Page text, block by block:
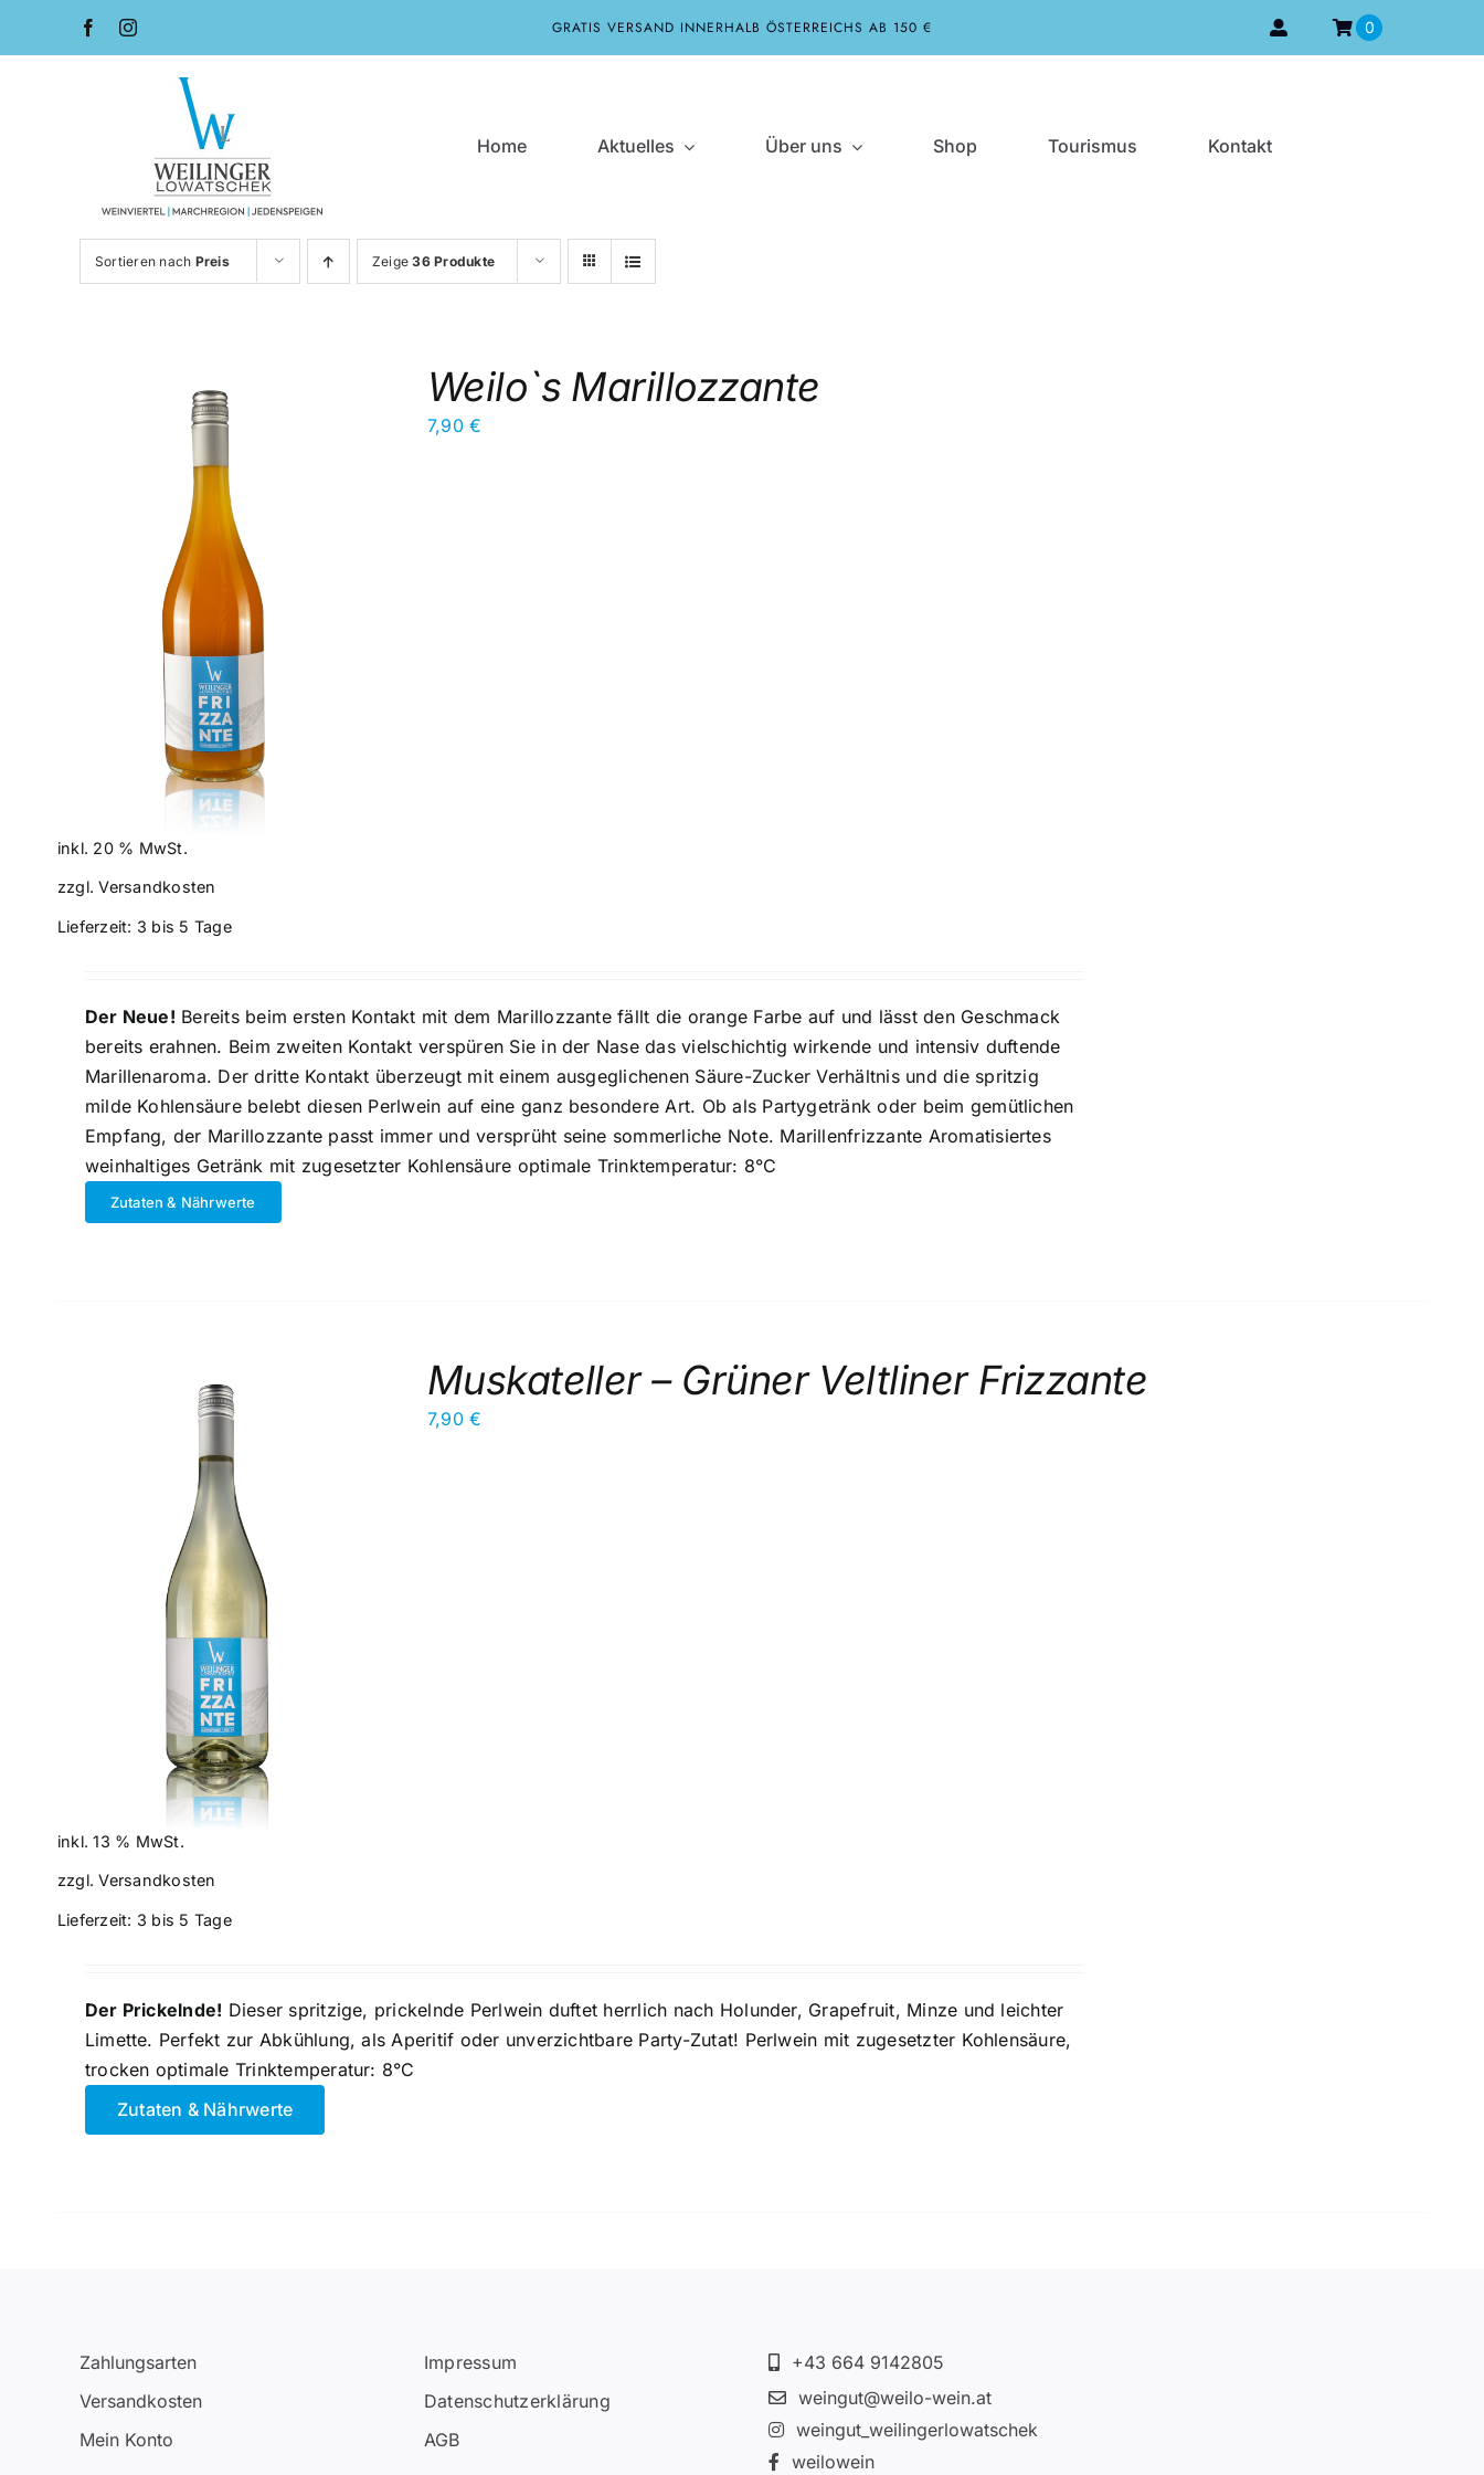
GRATIS VERSAND INNERHALB ÖSTERREICHS AB 150 € 0
Home Aktuelles Über uns Shop Tourismus Kontakt
Sortieren nach Preis Zeige36 Produkte
Weilo`s Marillozzante
7,90 €
inkl. 20 % MwSt.
zzgl.Versandkosten
Lieferzeit: 3 bis 5 Tage
Der Neue! Bereits beim ersten Kontakt mit dem Marillozzante fällt die orange Farbe auf und lässt den Geschmack
bereits erahnen. Beim zweiten Kontakt verspüren Sie in der Nase das vielschichtig wirkende und intensiv duftende
Marillenaroma. Der dritte Kontakt überzeugt mit einem ausgeglichenen Säure-Zucker Verhältnis und die spritzig
milde Kohlensäure belebt diesen Perlwein auf eine ganz besondere Art. Ob als Partygetränk oder beim gemütlichen
Empfang, der Marillozzante passt immer und versprüht seine sommerliche Note. Marillenfrizzante Aromatisiertes
weinhaltiges Getränk mit zugesetzter Kohlensäure optimale Trinktemperatur: 8°C
Zutaten & Nährwerte
Muskateller – Grüner Veltliner Frizzante
7,90 €
inkl. 13 % MwSt.
zzgl.Versandkosten
Lieferzeit: 3 bis 5 Tage
Der Prickelnde! Dieser spritzige, prickelnde Perlwein duftet herrlich nach Holunder, Grapefruit, Minze und leichter
Limette. Perfekt zur Abkühlung, als Aperitif oder unverzichtbare Party-Zutat! Perlwein mit zugesetzter Kohlensäure,
trocken optimale Trinktemperatur: 8°C
Zutaten & Nährwerte
Zahlungsarten
Versandkosten
Mein Konto
Impressum
Datenschutzerklärung
AGB
+43 664 9142805
weingut@weilo-wein.at
weingut_weilingerlowatschek
weilowein